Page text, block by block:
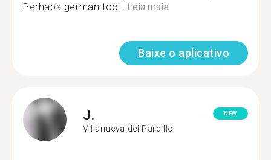
Perhaps german too... Leia mais
Baixe o aplicativo
J.
Villanueva del Pardillo
NEW